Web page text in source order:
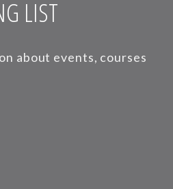
LIST
about events, courses